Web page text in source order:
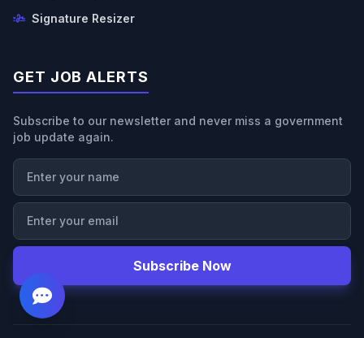
Signature Resizer
GET JOB ALERTS
Subscribe to our newsletter and never miss a government
job update again.
Subscribe Now